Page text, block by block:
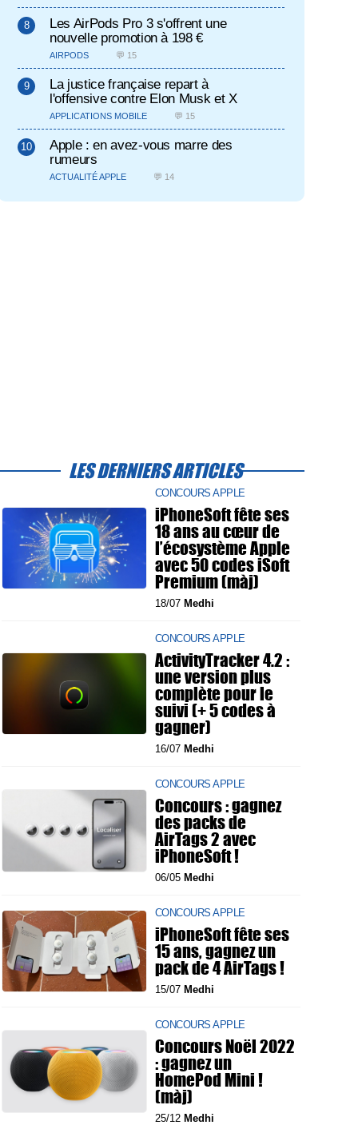
Les AirPods Pro 3 s'offrent une
nouvelle promotion à 198 €
AIRPODS 💬 15
La justice française repart à
l'offensive contre Elon Musk et X
APPLICATIONS MOBILE 💬 15
Apple : en avez-vous marre des
rumeurs
ACTUALITÉ APPLE 💬 14
LES DERNIERS ARTICLES
CONCOURS APPLE
iPhoneSoft fête ses
18 ans au cœur de
l’écosystème Apple
avec 50 codes iSoft
Premium (màj)
18/07 Medhi
CONCOURS APPLE
ActivityTracker 4.2 :
une version plus
complète pour le
suivi (+ 5 codes à
gagner)
16/07 Medhi
CONCOURS APPLE
Concours : gagnez
des packs de
AirTags 2 avec
iPhoneSoft !
06/05 Medhi
CONCOURS APPLE
iPhoneSoft fête ses
15 ans, gagnez un
pack de 4 AirTags !
15/07 Medhi
CONCOURS APPLE
Concours Noël 2022
: gagnez un
HomePod Mini !
(màj)
25/12 Medhi